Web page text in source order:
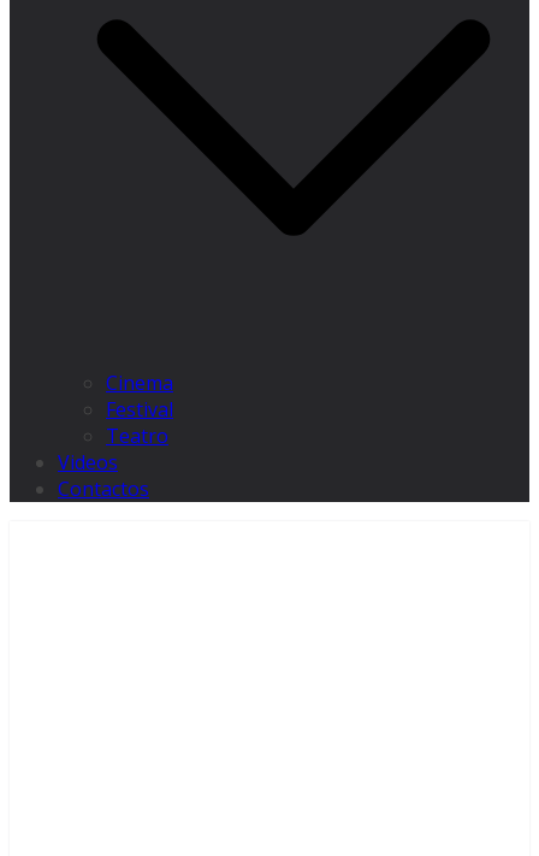
Cinema
Festival
Teatro
Videos
Contactos